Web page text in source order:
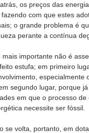
os preços das
com que estes
o grande problema é
perante a contínua
mais importante não é
estufa; em primeiro
segundo lugar, porque
em que o processo
necessite ser fóssil.
se volta, portanto, em